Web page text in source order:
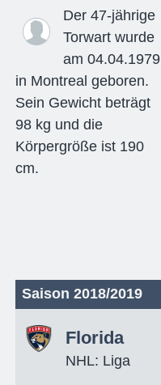
Der 47-jährige
Torwart wurde
am 04.04.1979
in Montreal geboren.
Sein Gewicht beträgt
98 kg und die
Körpergröße ist 190
cm.
Saison 2018/2019
Florida
NHL: Liga